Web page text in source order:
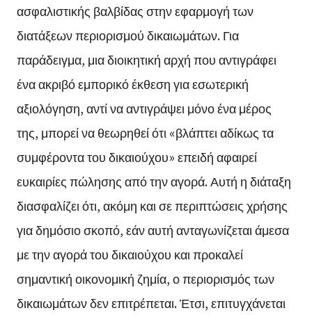
ασφαλιστικής βαλβίδας στην εφαρμογή των
διατάξεων περιορισμού δικαιωμάτων. Για
παράδειγμα, μια διοικητική αρχή που αντιγράφει
ένα ακριβό εμπορικό έκθεση για εσωτερική
αξιολόγηση, αντί να αντιγράψει μόνο ένα μέρος
της, μπορεί να θεωρηθεί ότι «βλάπτει αδίκως τα
συμφέροντα του δικαιούχου» επειδή αφαιρεί
ευκαιρίες πώλησης από την αγορά. Αυτή η διάταξη
διασφαλίζει ότι, ακόμη και σε περιπτώσεις χρήσης
για δημόσιο σκοπό, εάν αυτή ανταγωνίζεται άμεσα
με την αγορά του δικαιούχου και προκαλεί
σημαντική οικονομική ζημία, ο περιορισμός των
δικαιωμάτων δεν επιτρέπεται. Έτσι, επιτυγχάνεται